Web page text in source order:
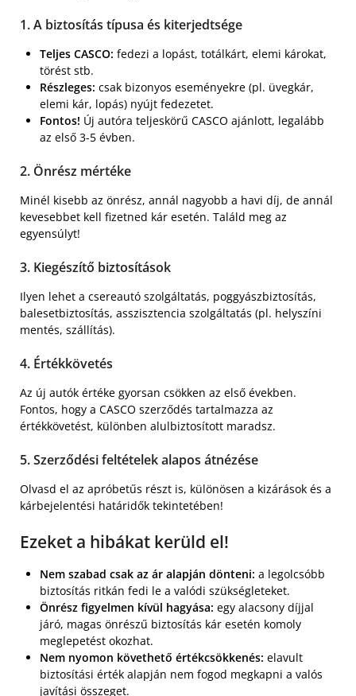
1. A biztosítás típusa és kiterjedtsége
Teljes CASCO: fedezi a lopást, totálkárt, elemi károkat,
törést stb.
Részleges: csak bizonyos eseményekre (pl. üvegkár,
elemi kár, lopás) nyújt fedezetet.
Fontos! Új autóra teljeskörű CASCO ajánlott, legalább
az első 3-5 évben.
2. Önrész mértéke
Minél kisebb az önrész, annál nagyobb a havi díj, de annál
kevesebbet kell fizetned kár esetén. Találd meg az
egyensúlyt!
3. Kiegészítő biztosítások
Ilyen lehet a csereautó szolgáltatás, poggyászbiztosítás,
balesetbiztosítás, asszisztencia szolgáltatás (pl. helyszíni
mentés, szállítás).
4. Értékkövetés
Az új autók értéke gyorsan csökken az első években.
Fontos, hogy a CASCO szerződés tartalmazza az
értékkövetést, különben alulbiztosított maradsz.
5. Szerződési feltételek alapos átnézése
Olvasd el az apróbetűs részt is, különösen a kizárások és a
kárbejelentési határidők tekintetében!
Ezeket a hibákat kerüld el!
Nem szabad csak az ár alapján dönteni: a legolcsóbb
biztosítás ritkán fedi le a valódi szükségleteket.
Önrész figyelmen kívül hagyása: egy alacsony díjjal
járó, magas önrészű biztosítás kár esetén komoly
meglepetést okozhat.
Nem nyomon követhető értékcsökkenés: elavult
biztosítási érték alapján nem fogod megkapni a valós
javítási összeget.